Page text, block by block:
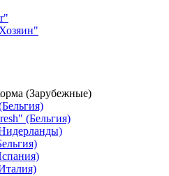
(Зарубежные)
(Бельгия)